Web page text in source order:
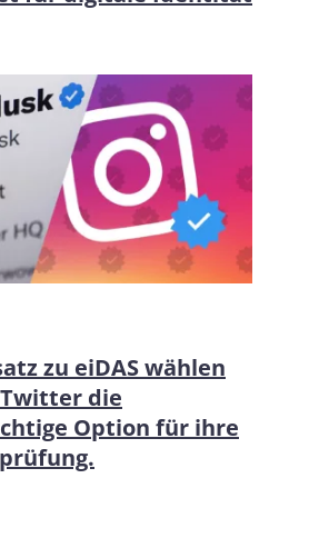
zu eiDAS wählen
die
Option für ihre